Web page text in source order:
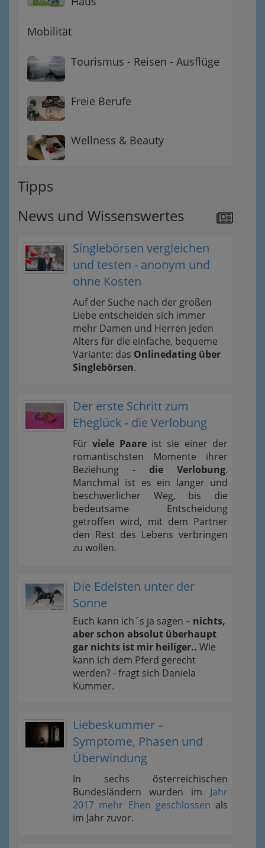
Mobilität
Tourismus - Reisen - Ausflüge
Freie Berufe
Wellness & Beauty
Tipps
News und Wissenswertes
Singlebörsen vergleichen
und testen - anonym und
ohne Kosten
Auf der Suche nach der großen
Liebe entscheiden sich immer
mehr Damen und Herren jeden
Alters für die einfache, bequeme
Variante: das Onlinedating über
Singlebörsen.
Der erste Schritt zum
Eheglück - die Verlobung
Fürviele Paareist sie einer der
romantischsten Momente ihrer
Beziehung - die Verlobung.
Manchmal ist es ein langer und
beschwerlicher Weg, bis die
bedeutsame Entscheidung
getroffen wird, mit dem Partner
den Rest des Lebens verbringen
zu wollen.
Die Edelsten unter der
Sonne
Euch kann ich´s ja sagen – nichts,
aber schon absolut überhaupt
gar nichts ist mir heiliger.. Wie
kann ich dem Pferd gerecht
werden? - fragt sich Daniela
Kummer.
Liebeskummer –
Symptome, Phasen und
Überwindung
In sechs österreichischen
Bundesländern wurden im Jahr
2017 mehr Ehen geschlossen als
im Jahr zuvor.